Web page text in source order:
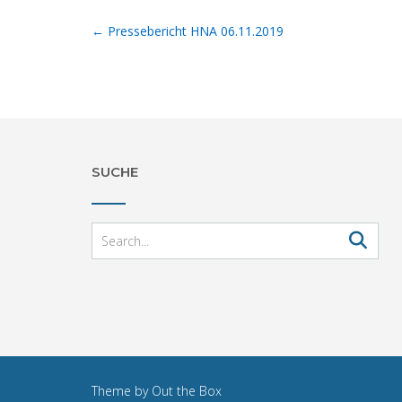
Post
← Pressebericht HNA 06.11.2019
SUCHE
Theme by Out the Box